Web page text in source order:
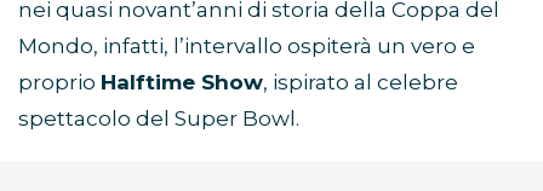
nei quasi novant’anni di storia della Coppa del
Mondo, infatti, l’intervallo ospiterà un vero e
proprio Halftime Show, ispirato al celebre
spettacolo del Super Bowl.